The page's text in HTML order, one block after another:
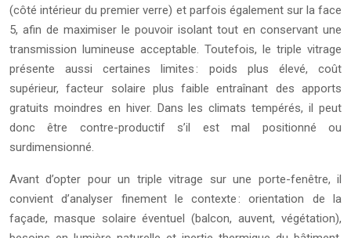
(côté intérieur du premier verre) et parfois également sur la face
5, afin de maximiser le pouvoir isolant tout en conservant une
transmission lumineuse acceptable. Toutefois, le triple vitrage
présente aussi certaines limites : poids plus élevé, coût
supérieur, facteur solaire plus faible entraînant des apports
gratuits moindres en hiver. Dans les climats tempérés, il peut
donc être contre-productif s’il est mal positionné ou
surdimensionné.
Avant d’opter pour un triple vitrage sur une porte-fenêtre, il
convient d’analyser finement le contexte : orientation de la
façade, masque solaire éventuel (balcon, auvent, végétation),